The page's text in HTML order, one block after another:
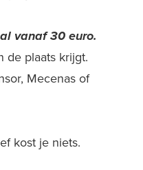
vanaf 30 euro.
de plaats krijgt.
Mecenas of
kost je niets.